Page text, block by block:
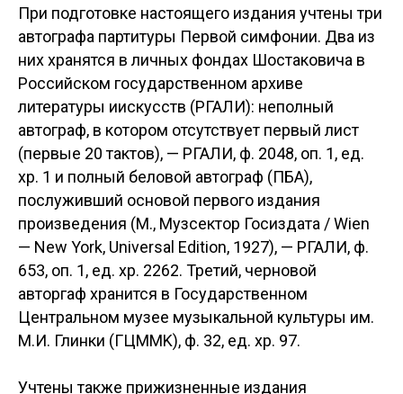
При подготовке настоящего издания учтены три
автографа партитуры Первой симфонии. Два из
них хранятся в личных фондах Шостаковича в
Российском государственном архиве
литературы иискусств (РГАЛИ): неполный
автограф, в котором отсутствует первый лист
(первые 20 тактов), — РГАЛИ, ф. 2048, оп. 1, ед.
хр. 1 и полный беловой автограф (ПБА),
послуживший основой первого издания
произведения (М., Музсектор Госиздата / Wien
— New York, Universal Edition, 1927), — РГАЛИ, ф.
653, оп. 1, ед. хр. 2262. Третий, черновой
авторгаф хранится в Государственном
Центральном музее музыкальной культуры им.
М.И. Глинки (ГЦMMK), ф. 32, ед. хр. 97.
Учтены также прижизненные издания